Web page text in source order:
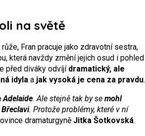
na světě
Fran pracuje jako zdravotní sestra,
která navždy změní jejich osud i pohled
před diváky odvíjí dramatický, ale
idyla a jak vysoká je cena za pravdu.
Adelaide. Ale stejně tak by se mohl
. Protože problémy, které v ní
dramaturgyně Jitka Šotkovská.